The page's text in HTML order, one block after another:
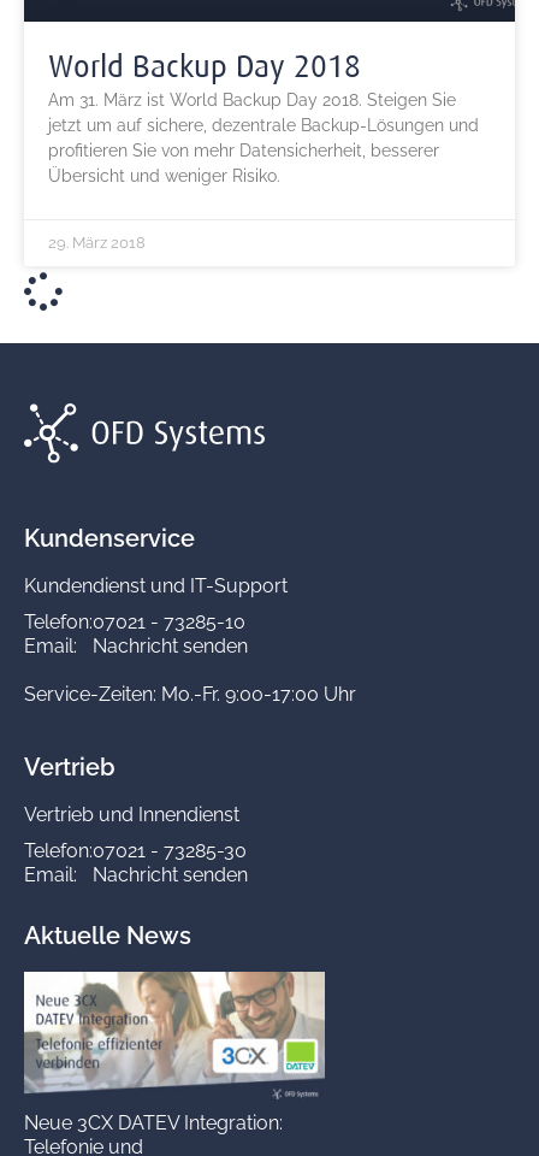
World Backup Day 2018
Am 31. März ist World Backup Day 2018. Steigen Sie
jetzt um auf sichere, dezentrale Backup-Lösungen und
profitieren Sie von mehr Datensicherheit, besserer
Übersicht und weniger Risiko.
29. März 2018
Kundenservice
Kundendienst und IT-Support
Telefon:07021 - 73285-10
Email:
Nachricht senden
Service-Zeiten: Mo.-Fr. 9:00-17:00 Uhr
Vertrieb
Vertrieb und Innendienst
Telefon:07021 - 73285-30
Email:
Nachricht senden
Aktuelle News
Neue 3CX DATEV Integration:
Telefonie und